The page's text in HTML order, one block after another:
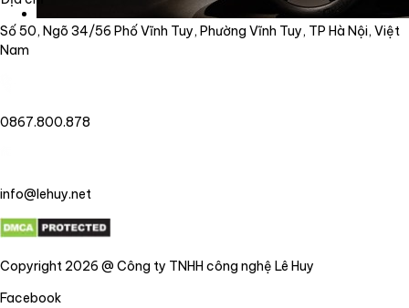
Số 50, Ngõ 34/56 Phố Vĩnh Tuy, Phường Vĩnh Tuy, TP Hà Nội, Việt
Nam
0867.800.878
info@lehuy.net
Copyright 2026 @ Công ty TNHH công nghệ Lê Huy
Facebook